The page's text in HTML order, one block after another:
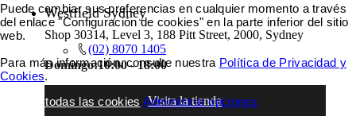
Westfield Sydney
Shop 30314, Level 3, 188 Pitt Street, 2000, Sydney
(02) 8070 1405
Domingo:10:00 - 18:00
Visita la tienda
Puede cambiar sus preferencias en cualquier momento a través
del enlace "Configuración de cookies" en la parte inferior del sitio
web.
Para más información, consulte nuestra Política de Privacidad y
Cookies.
Aceptar todas las cookies Administrar opciones